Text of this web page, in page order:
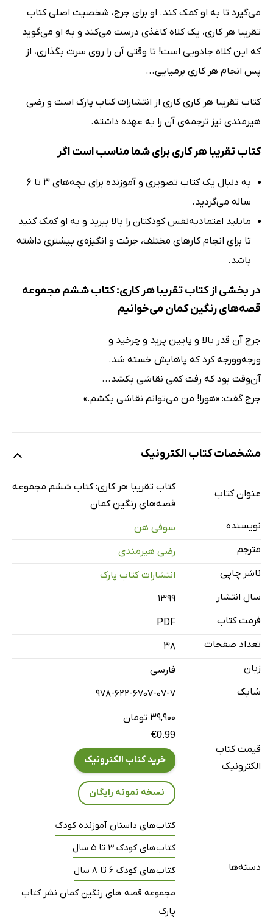
می‌گیرد تا به او کمک کند. او برای جرج، شخصیت اصلی کتاب
تقریبا هر کاری، یک کلاه کاغذی درست می‌کند و به او می‌گوید
که این کلاه جادویی است! تا وقتی آن را روی سرت بگذاری، از
پس انجام هر کاری برمیایی...
کتاب تقریبا هر کاری کاری از انتشارات کتاب پارک است و رضی
هیرمندی نیز ترجمه‌ی آن را به عهده داشته.
کتاب تقریبا هر کاری برای شما مناسب است اگر
به دنبال یک کتاب تصویری و آموزنده برای بچه‌های 3 تا 6
ساله می‌گردید.
مایلید اعتمادبه‌نفس کودکتان را بالا ببرید و به او کمک کنید
تا برای انجام کارهای مختلف، جرئت و انگیزه‌ی بیشتری داشته
باشد.
در بخشی از کتاب تقریبا هر کاری: کتاب ششم مجموعه
قصه‌های رنگین کمان می‌خوانیم
جرج آن قدر بالا و پایین پرید و چرخید و
ورجه‌وورجه کرد که پاهایش خسته شد.
آن‌وقت بود که رفت کمی نقاشی بکشد...
جرج گفت: «هورا! من می‌توانم نقاشی بکشم.»
مشخصات کتاب الکترونیک
عنوان کتاب
کتاب تقریبا هر کاری: کتاب ششم مجموعه
قصه‌های رنگین کمان
نویسنده
سوفی هن
مترجم
رضی هیرمندی
ناشر چاپی
انتشارات کتاب پارک
سال انتشار
۱۳۹۹
فرمت کتاب
PDF
تعداد صفحات
38
زبان
فارسی
شابک
978-622-6707-07-7
قیمت کتاب
الکترونیک
۳۹,۹۰۰ تومان
€0.99
خرید کتاب الکترونیک
نسخه نمونه رایگان
دسته‌ها
کتاب‌های داستان آموزنده کودک
کتاب‌های کودک 3 تا 5 سال
کتاب‌های کودک 6 تا 8 سال
مجموعه قصه های رنگین کمان نشر کتاب
پارک